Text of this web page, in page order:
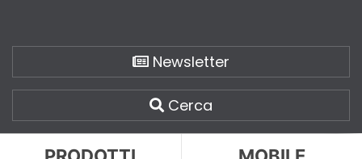
Newsletter
Cerca